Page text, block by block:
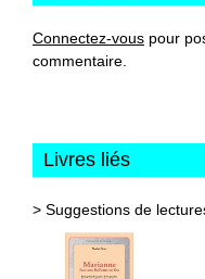
Connectez-vous pour
commentaire.
Livres liés
> Suggestions de